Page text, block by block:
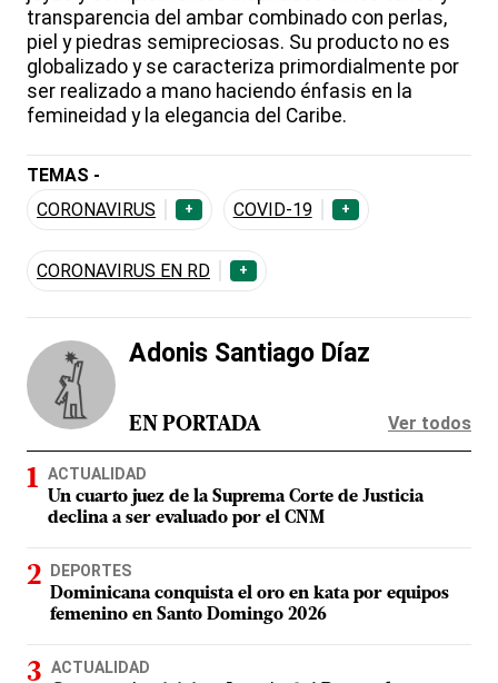
transparencia del ambar combinado con perlas,
piel y piedras semipreciosas. Su producto no es
globalizado y se caracteriza primordialmente por
ser realizado a mano haciendo énfasis en la
femineidad y la elegancia del Caribe.
TEMAS -
CORONAVIRUS
+ COVID-19 +
CORONAVIRUS EN RD +
Adonis Santiago Díaz
EN PORTADA Ver todos
ACTUALIDAD
Un cuarto juez de la Suprema Corte de Justicia
declina a ser evaluado por el CNM
DEPORTES
Dominicana conquista el oro en kata por equipos
femenino en Santo Domingo 2026
ACTUALIDAD